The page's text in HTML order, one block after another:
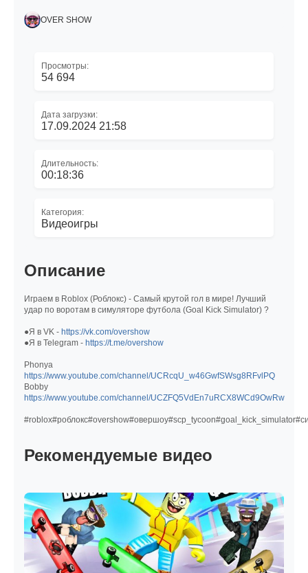
OVER SHOW
Просмотры:
54 694
Дата загрузки:
17.09.2024 21:58
Длительность:
00:18:36
Категория:
Видеоигры
Описание
Играем в Roblox (Роблокс) - Самый крутой гол в мире! Лучший
удар по воротам в симуляторе футбола (Goal Kick Simulator) ?
●Я в VK - https://vk.com/overshow
●Я в Telegram - https://t.me/overshow
Phonya
https://www.youtube.com/channel/UCRcqU_w46GwfSWsg8RFvlPQ
Bobby
https://www.youtube.com/channel/UCZFQ5VdEn7uRCX8WCd9OwRw
Рекомендуемые видео